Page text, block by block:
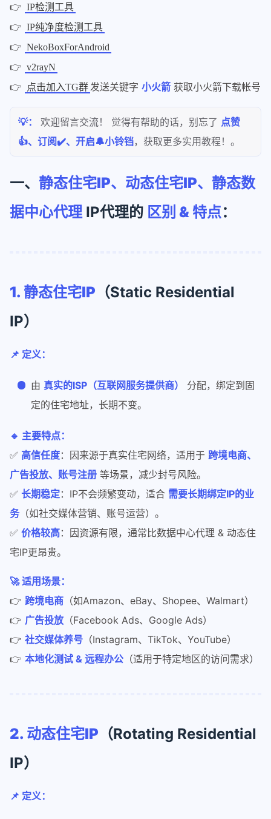
👉 IP检测工具
👉 IP纯净度检测工具
👉 NekoBoxForAndroid
👉 v2rayN
👉 点击加入TG群发送关键字小火箭 获取小火箭下载帐号
💡： 欢迎留言交流！ 觉得有帮助的话，别忘了 点赞
👍、订阅✔️、开启🔔小铃铛，获取更多实用教程！。
一、 静态住宅IP、动态住宅IP、静态数
据中心代理IP代理的 区别 & 特点：
1. 静态住宅IP （Static Residential
IP）
📌 定义：
由 真实的ISP（互联网服务提供商）
分配，绑定到固
定的住宅地址，长期不变。
🔹 主要特点：
✅ 高信任度：因来源于真实住宅网络，适用于 跨境电商、
广告投放、账号注册 等场景，减少封号风险。
✅ 长期稳定：IP不会频繁变动，适合 需要长期绑定IP的业
务 （如社交媒体营销、账号运营）。
✅ 价格较高：因资源有限，通常比数据中心代理 & 动态住
宅IP更昂贵。
🚀 适用场景：
👉 跨境电商 （如Amazon、eBay、Shopee、Walmart）
👉 广告投放 （Facebook Ads、Google Ads）
👉 社交媒体养号 （Instagram、TikTok、YouTube）
👉 本地化测试 & 远程办公 （适用于特定地区的访问需求）
2. 动态住宅IP （Rotating Residential
IP）
📌 定义：